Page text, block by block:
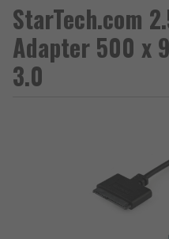
StarTech.com
Adapter 500 x
3.0